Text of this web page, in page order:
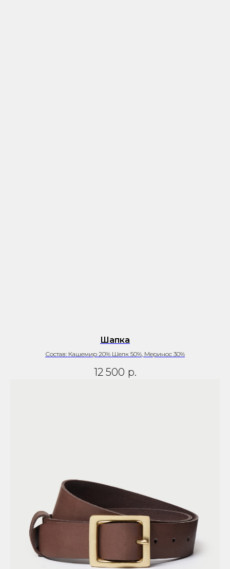
Шапка
Состав: Кашемир 20% Шелк 50%, Меринос 30%
12 500 р.